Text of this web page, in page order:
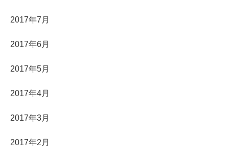
2017年7月
2017年6月
2017年5月
2017年4月
2017年3月
2017年2月